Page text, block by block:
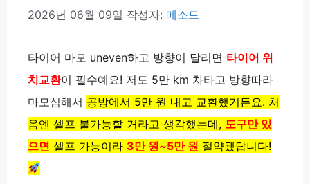
2026년 06월 09일 작성자: 메소드
타이어 마모 uneven하고 방향이 달리면 타이어 위
치교환이 필수예요! 저도 5만 km 차타고 방향따라
마모심해서 공방에서 5만 원 내고 교환했거든요. 처
음엔 셀프 불가능할 거라고 생각했는데, 도구만 있
으면 셀프 가능이라 3만 원~5만 원 절약됐답니다!